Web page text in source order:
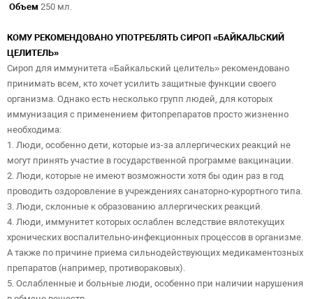
Объем 250 мл.
КОМУ РЕКОМЕНДОВАНО УПОТРЕБЛЯТЬ СИРОП «БАЙКАЛЬСКИЙ
ЦЕЛИТЕЛЬ»
Сироп для иммунитета «Байкальский целитель» рекомендовано
принимать всем, кто хочет усилить защитные функции своего
организма. Однако есть несколько групп людей, для которых
иммунизация с применением фитопрепаратов просто жизненно
необходима:
1. Люди, особенно дети, которые из-за аллергических реакций не
могут принять участие в государственной программе вакцинации.
2. Люди, которые не имеют возможности хотя бы один раз в год
проводить оздоровление в учреждениях санаторно-курортного типа.
3. Люди, склонные к образованию аллергических реакций.
4. Люди, иммунитет которых ослаблен вследствие вялотекущих
хронических воспалительно-инфекционных процессов в организме.
А также по причине приема сильнодействующих медикаментозных
препаратов (например, противораковых).
5. Ослабленные и больные люди, особенно при наличии нарушения